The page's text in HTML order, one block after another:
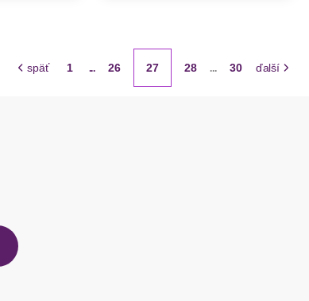
späť 1 ... 26 27 28 ... 30 ďalší